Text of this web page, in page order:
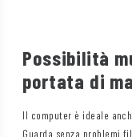
Possibilità
portata di
Il computer è ideale
Guarda senza problemi